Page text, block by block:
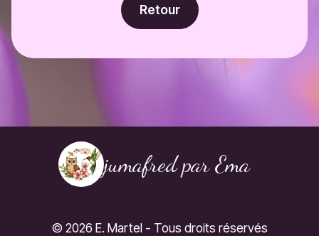
Retour
jumafred par Ema
©2026E. Martel - Tous droits réservés